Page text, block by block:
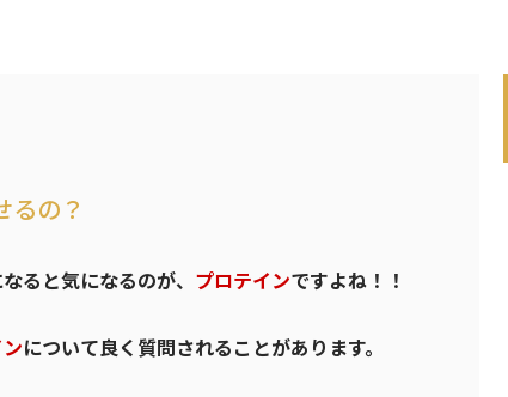
るの？
ると気になるのが、 プロテインですよね！！
について良く質問されることがあります。